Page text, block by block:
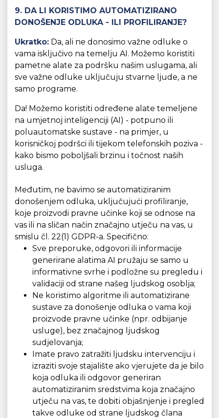
9. DA LI KORISTIMO AUTOMATIZIRANO
DONOŠENJE ODLUKA - ILI PROFILIRANJE?
Ukratko: Da, ali ne donosimo važne odluke o
vama isključivo na temelju AI. Možemo koristiti
pametne alate za podršku našim uslugama, ali
sve važne odluke uključuju stvarne ljude, a ne
samo programe.
Da! Možemo koristiti određene alate temeljene
na umjetnoj inteligenciji (AI) - potpuno ili
poluautomatske sustave - na primjer, u
korisničkoj podršci ili tijekom telefonskih poziva -
kako bismo poboljšali brzinu i točnost naših
usluga.
Međutim, ne bavimo se automatiziranim
donošenjem odluka, uključujući profiliranje,
koje proizvodi pravne učinke koji se odnose na
vas ili na sličan način značajno utječu na vas, u
smislu čl. 22(1) GDPR-a. Specifično:
Sve preporuke, odgovori ili informacije
generirane alatima AI pružaju se samo u
informativne svrhe i podložne su pregledu i
validaciji od strane našeg ljudskog osoblja;
Ne koristimo algoritme ili automatizirane
sustave za donošenje odluka o vama koji
proizvode pravne učinke (npr. odbijanje
usluge), bez značajnog ljudskog
sudjelovanja;
Imate pravo zatražiti ljudsku intervenciju i
izraziti svoje stajalište ako vjerujete da je bilo
koja odluka ili odgovor generiran
automatiziranim sredstvima koja značajno
utječu na vas, te dobiti objašnjenje i pregled
takve odluke od strane ljudskog člana